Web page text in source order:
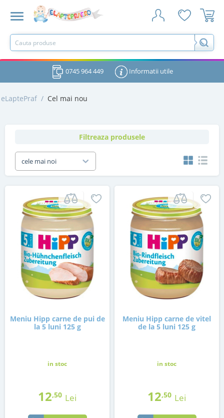
0745 964 449 Informatii utile
eLaptePraf / Cel mai nou
Filtreaza produsele
cele mai noi
Meniu Hipp carne de pui de
la 5 luni 125 g
in stoc
12,50 Lei
Meniu Hipp carne de vitel
de la 5 luni 125 g
in stoc
12,50 Lei